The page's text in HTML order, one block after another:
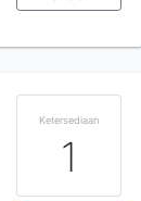
Ketersediaan
1